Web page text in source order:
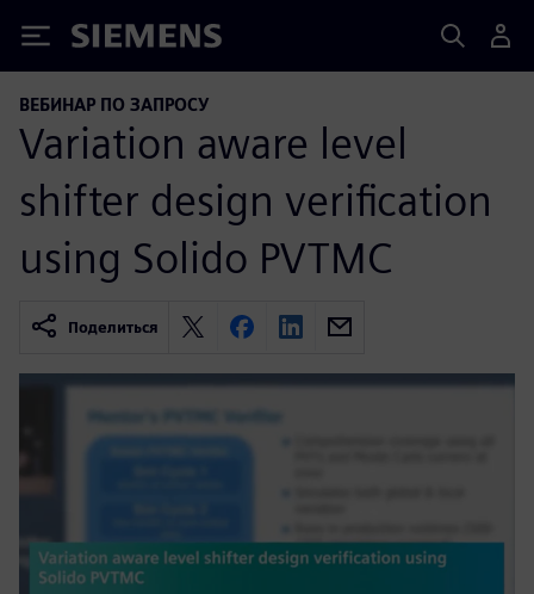
Siemens
ВЕБИНАР ПО ЗАПРОСУ
Variation aware level
shifter design verification
using Solido PVTMC
Поделиться